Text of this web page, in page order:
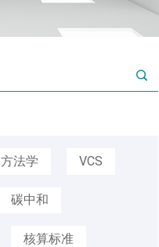
方法学 VCS
碳中和
核算标准